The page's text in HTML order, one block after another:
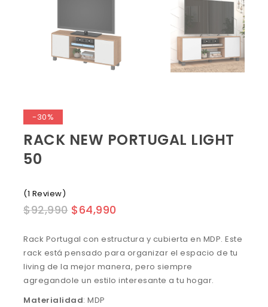
-30%
RACK NEW PORTUGAL LIGHT
50
(1 Review)
$92,990 $64,990
Rack Portugal con estructura y cubierta en MDP. Este
rack está pensado para organizar el espacio de tu
living de la mejor manera, pero siempre
agregandole un estilo interesante a tu hogar.
Materialidad: MDP